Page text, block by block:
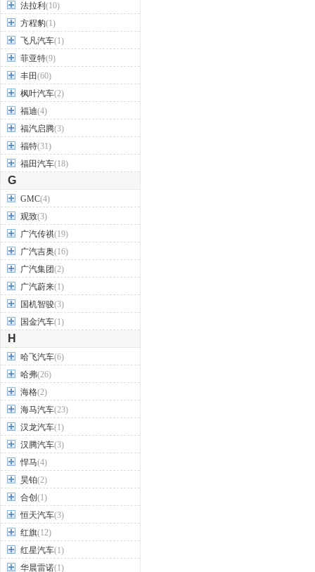
法拉利 (10)
方程豹(1)
飞凡汽车(1)
菲亚特(9)
丰田(60)
枫叶汽车(2)
福迪(4)
福汽启腾(3)
福特(31)
福田汽车(18)
G
GMC(4)
观致(3)
广汽传祺(19)
广汽吉奥(16)
广汽集团(2)
广汽蔚来(1)
国机智骏(3)
国金汽车(1)
H
哈飞汽车(6)
哈弗(26)
海格(2)
海马汽车(23)
汉龙汽车(1)
汉腾汽车(3)
悍马(4)
昊铂(2)
合创 (1)
恒天汽车(3)
红旗(12)
红星汽车(1)
华晨雷诺(1)